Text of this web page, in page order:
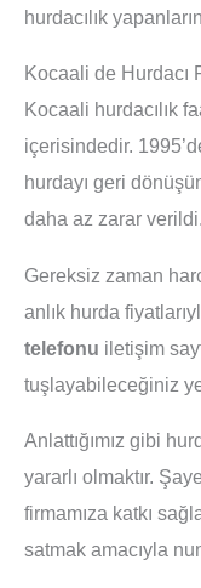
hurdacılık
Kocaali de Hurdacı
Kocaali hurdacılık
içerisindedir.
hurdayı geri
daha az zarar verildi.
Gereksiz zaman
anlık hurda
telefonu iletişim
tuşlayabileceğiniz
Anlattığımız gibi
yararlı olmaktır.
firmamıza katkı
satmak amacıyla